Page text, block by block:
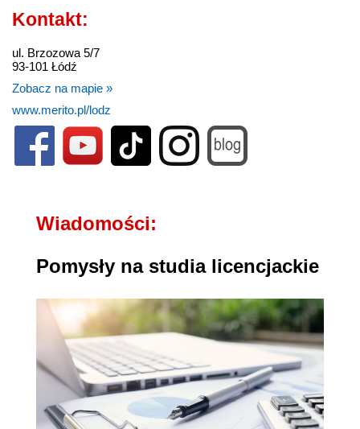
Kontakt:
ul. Brzozowa 5/7
93-101 Łódź
Zobacz na mapie »
www.merito.pl/lodz
Wiadomości:
Pomysły na studia licencjackie